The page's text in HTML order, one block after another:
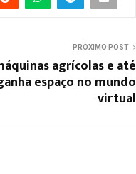
PRÓXIMO POST
agrícolas e até
espaço no mundo
virtual